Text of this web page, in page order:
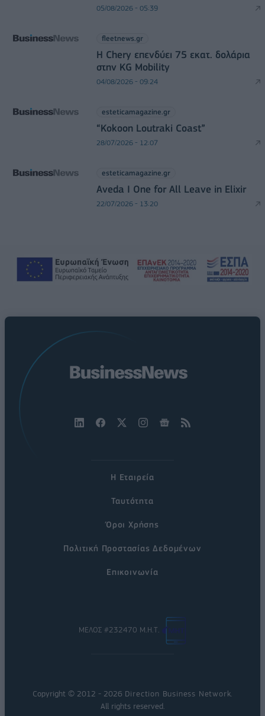
05/08/2026 - 05:39
fleetnews.gr
Η Chery επενδύει 75 εκατ. δολάρια
στην KG Mobility
04/08/2026 - 09:24
esteticamagazine.gr
“Kokoon Loutraki Coast”
28/07/2026 - 12:07
esteticamagazine.gr
Aveda I One for All Leave in Elixir
22/07/2026 - 13:20
Η Εταιρεία
Ταυτότητα
Όροι Χρήσης
Πολιτική Προστασίας Δεδομένων
Επικοινωνία
ΜΕΛΟΣ #232470 Μ.Η.Τ.
Copyright © 2012 - 2026 Direction Business Network
All rights reserved.